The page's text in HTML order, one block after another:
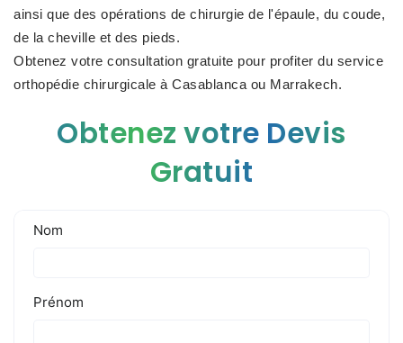
ainsi que des opérations de chirurgie de l'épaule, du coude,
de la cheville et des pieds.
Obtenez votre consultation gratuite pour profiter du service
orthopédie chirurgicale à Casablanca ou Marrakech.
Obtenez votre Devis
Gratuit